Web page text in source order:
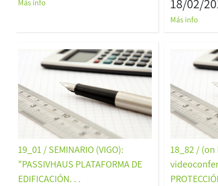
Más info
18/02/
Más info
19_01 / SEMINARIO (VIGO):
"PASSIVHAUS PLATAFORMA DE
EDIFICACIÓN. . .
18_82 /